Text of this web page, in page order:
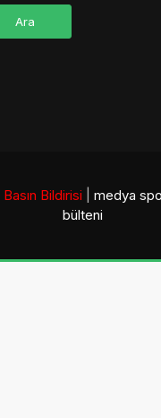
Basın Bildirisi medya
bülteni